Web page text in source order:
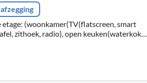
etage: (woonkamer(TV(flatscreen, smart
zithoek, radio), open keuken(waterkoker,
koffiezetapparaat, oven, magnetron,